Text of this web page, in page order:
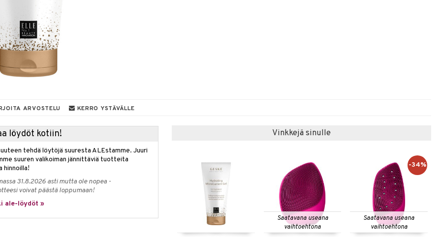
ARVOSTELU KERRO YSTÄVÄLLE
löydöt kotiin!
tehdä löytöjä suuresta ALEstamme. Juuri
suuren valikoiman jännittäviä tuotteita
hinnoilla!
31.8.2026 asti mutta ole nopea -
voivat päästä loppumaan!
ale-löydöt »
Vinkkejä sinulle
Saatavana useana
vaihtoehtona
Saatavana useana
vaihtoehtona
-34%